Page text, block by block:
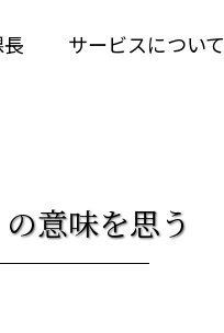
サービスについて
意味を思う